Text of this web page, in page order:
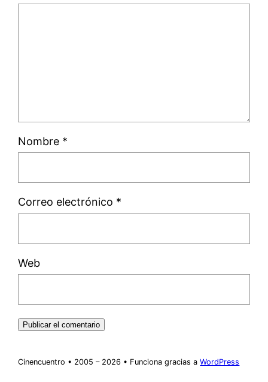
Nombre *
Correo electrónico *
Web
Cinencuentro • 2005 – 2026 • Funciona gracias aWordPress